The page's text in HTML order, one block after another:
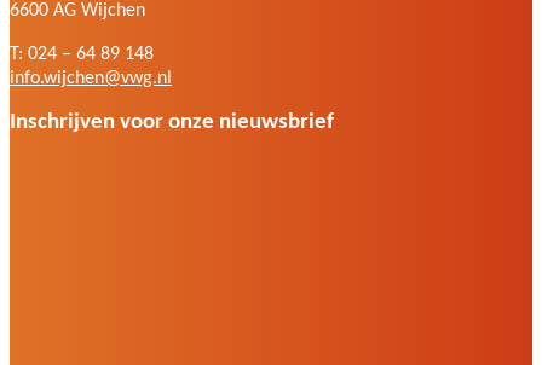
6600 AG Wijchen
T: 024 – 64 89 148
info.wijchen@vwg.nl
Inschrijven voor onze nieuwsbrief